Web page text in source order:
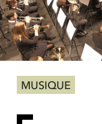
MUSIQUE